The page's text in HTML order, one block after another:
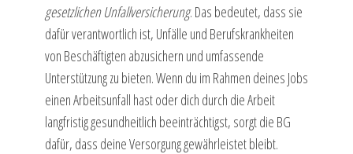
gesetzlichen Unfallversicherung. Das bedeutet, dass sie
dafür verantwortlich ist, Unfälle und Berufskrankheiten
von Beschäftigten abzusichern und umfassende
Unterstützung zu bieten. Wenn du im Rahmen deines Jobs
einen Arbeitsunfall hast oder dich durch die Arbeit
langfristig gesundheitlich beeinträchtigst, sorgt die BG
dafür, dass deine Versorgung gewährleistet bleibt.